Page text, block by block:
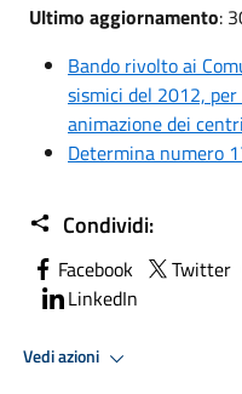
Ultimo aggiornamento:
Bando rivolto ai
sismici del 2012,
animazione dei
Determina numero
Condividi:
Facebook Twitter
LinkedIn
Vedi azioni